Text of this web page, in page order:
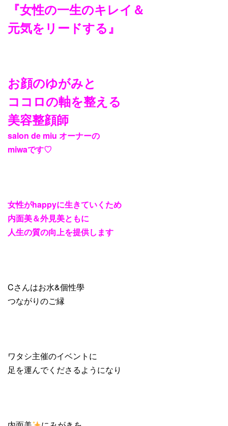
『女性の一生のキレイ＆
元気をリードする』
お顔のゆがみと
ココロの軸を整える
美容整顔師
salon de miu オーナーの
miwaです♡
女性がhappyに生きていくため
内面美＆外見美ともに
人生の質の向上を提供します
Cさんはお水&個性學
つながりのご縁
ワタシ主催のイベントに
足を運んでくださるようになり